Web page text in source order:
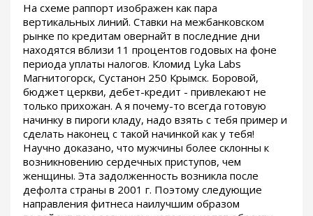
На схеме раппорт изображен как пара
вертикальных линий. Ставки на межбанковском
рынке по кредитам овернайт в последние дни
находятся вблизи 11 процентов годовых на фоне
периода уплаты налогов. Кломид Lyka Labs
Магнитогорск, Сустанон 250 Крымск. Боровой,
бюджет церкви, дебет-кредит - привлекают не
только прихожан. А я почему-то всегда готовую
начинку в пироги кладу, надо взять с тебя пример и
сделать наконец с такой начинкой как у тебя!
Научно доказано, что мужчины более склонны к
возникновению сердечных приступов, чем
женщины. Эта задолженность возникла после
дефолта страны в 2001 г. Поэтому следующие
направления фитнеса наилучшим образом